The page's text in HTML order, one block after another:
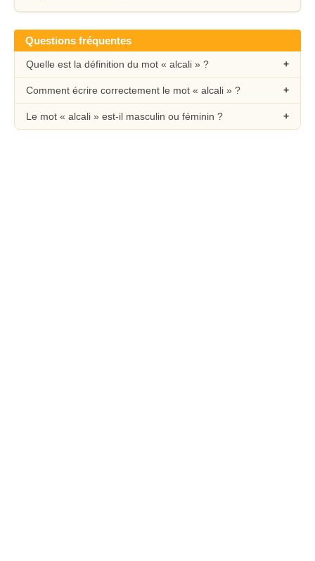
Questions fréquentes
Quelle est la définition du mot « alcali » ?
Comment écrire correctement le mot « alcali » ?
Le mot « alcali » est-il masculin ou féminin ?